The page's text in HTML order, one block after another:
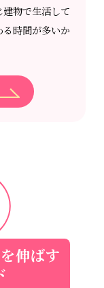
物で生活して
時間が多いか
伸ばす